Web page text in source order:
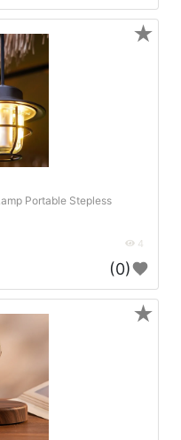
Portable Stepless
4
(0)
★
★